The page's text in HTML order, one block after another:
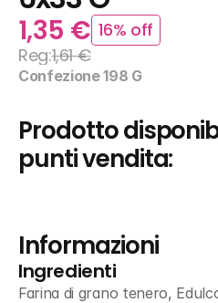
1,35 € 16% off
Reg:1,61 €
Confezione 198 G
Prodotto
punti vendita:
Informazioni
Ingredienti
Farina di grano tenero,